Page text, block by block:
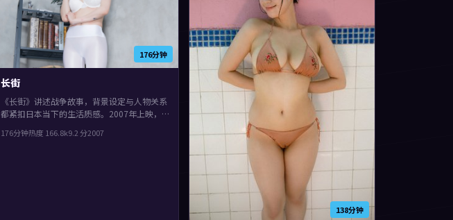
176分钟
长街
《长街》讲述战争故事，背景设定与人物关系
都紧扣日本当下的生活质感。2007年上映，
局留白，给观众回味与讨论空间，片尾余味很
176分钟热度 166.8k9.2 分2007
138分钟